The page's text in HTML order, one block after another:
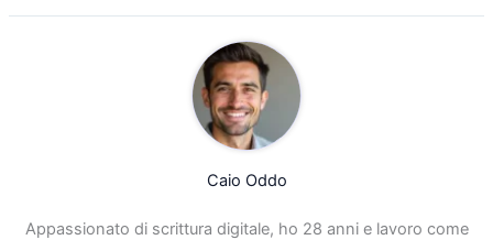
Caio Oddo
Appassionato di scrittura digitale, ho 28 anni e lavoro come